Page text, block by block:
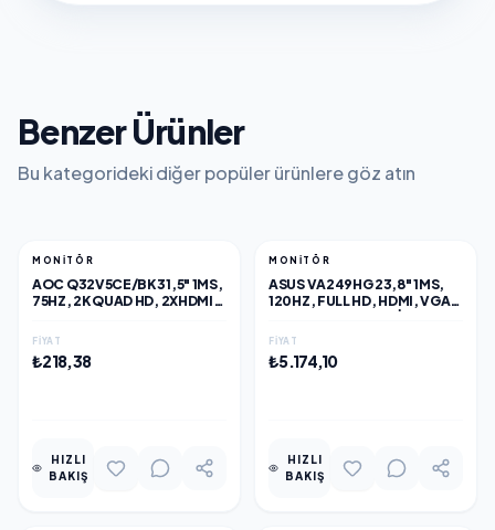
Benzer Ürünler
Bu kategorideki diğer popüler ürünlere göz atın
MONITÖR
AOC Q32V5CE/BK 31,5" 1MS,
75HZ, 2K QUAD HD, 2XHDMI
HOPARLÖR, PIVOT, VA PANEL
FIYAT
₺218,38
HIZLI
BAKIŞ
MONITÖR
ASUS VA249HG 23,8" 1MS,
120HZ, FULL HD, HDMI, VGA,
TASARIM, DÜŞÜK MAVI IŞIK,
MONITÖR
FIYAT
₺5.174,10
HIZLI
BAKIŞ